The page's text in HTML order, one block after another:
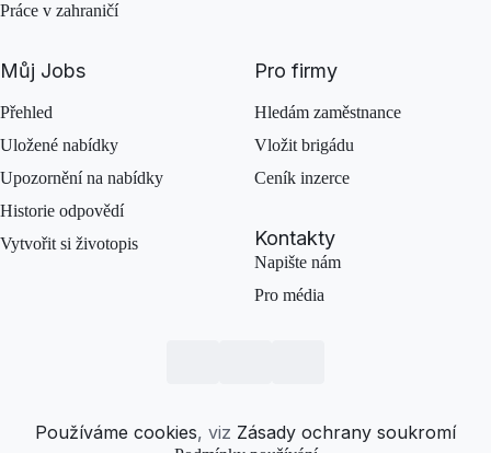
Práce v zahraničí
Můj Jobs
Přehled
Uložené nabídky
Upozornění na nabídky
Historie odpovědí
Vytvořit si životopis
Pro firmy
Hledám zaměstnance
Vložit brigádu
Ceník inzerce
Kontakty
Napište nám
Pro média
Používáme cookies, viz Zásady ochrany soukromí